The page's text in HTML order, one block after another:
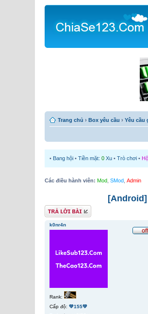
Trang chủ › Box yêu cầu › Yêu cầu
• Bang hội • Tiền mặt: 0 Xu • Trò chơi •
Các điều hành viên: Mod SMod Admin
Gửi bài trả lời
k0nr4n
Rank:
Cấp độ: 💚155💚